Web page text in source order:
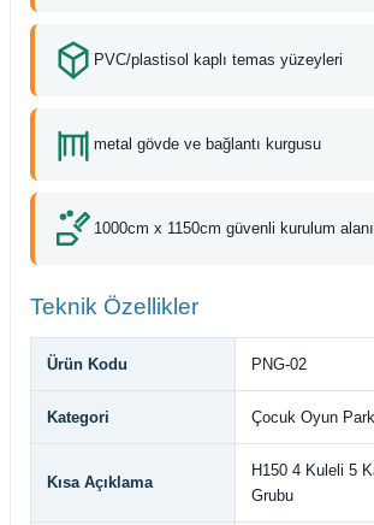
PVC/plastisol kaplı temas yüzeyleri
metal gövde ve bağlantı kurgusu
1000cm x 1150cm güvenli kurulum alanı
Teknik Özellikler
Ürün Kodu PNG-02
Kategori Çocuk Oyun
Kısa Açıklama
H150 4 Kuleli 5
Grubu